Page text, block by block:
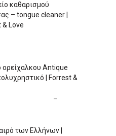
καθαρισμού
– tongue cleaner |
& Love
ορείχαλκου Antique
| Forrest &
–
€79.97
των Ελλήνων |